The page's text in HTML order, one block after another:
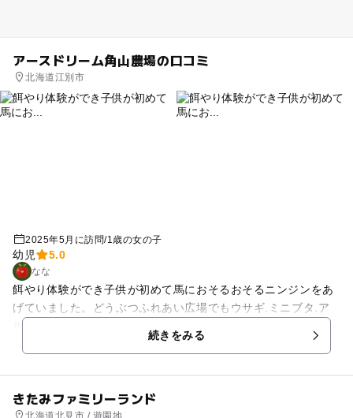
アースドリーム角山農場の口コミ
北海道江別市
2025年5月に訪問/1歳の女の子
幼児 5.0
なな
餌やり体験ができ子供が初めて馬におそるおそるニンジンをあ
げていました。どうぶつふれあい広場でもウサギ.ミニブタ.ア
欲しそうにワンワン吠えていて娘が楽しそうに眺めていまし
続きをみる
きたみファミリーランド
北海道北見市 / 遊園地